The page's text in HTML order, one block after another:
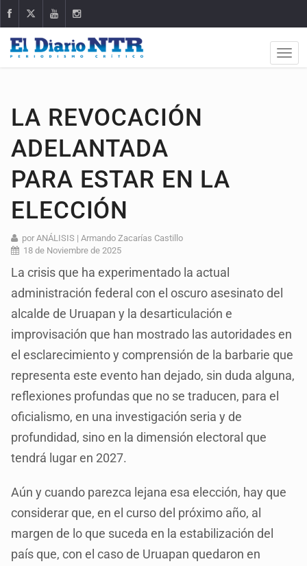
LA REVOCACIÓN
ADELANTADA
PARA ESTAR EN LA
ELECCIÓN
por ANÁLISIS | Armando Zacarías Castillo
18 de Noviembre de 2025
La crisis que ha experimentado la actual
administración federal con el oscuro asesinato del
alcalde de Uruapan y la desarticulación e
improvisación que han mostrado las autoridades en
el esclarecimiento y comprensión de la barbarie que
representa este evento han dejado, sin duda alguna,
reflexiones profundas que no se traducen, para el
oficialismo, en una investigación seria y de
profundidad, sino en la dimensión electoral que
tendrá lugar en 2027.
Aún y cuando parezca lejana esa elección, hay que
considerar que, en el curso del próximo año, al
margen de lo que suceda en la estabilización del
país que, con el caso de Uruapan quedaron en